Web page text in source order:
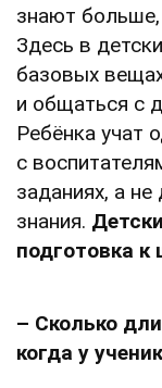
знают
Здесь в
базовых
и общаться с
Ребёнка учат
с
заданиях, а
знания.
подготовка к
– Сколько
когда у